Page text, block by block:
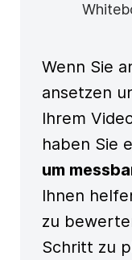
Wenn Sie
ansetzen
Ihrem
haben Sie
um
Ihnen
zu
Schritt zu